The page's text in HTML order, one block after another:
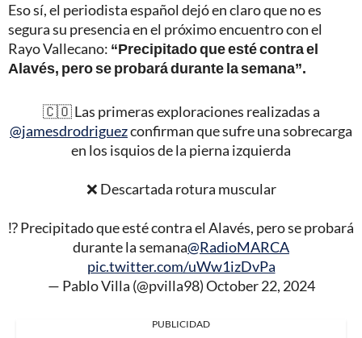
Eso sí, el periodista español dejó en claro que no es
segura su presencia en el próximo encuentro con el
Rayo Vallecano: “Precipitado que esté contra el
Alavés, pero se probará durante la semana”.
🇨🇴 Las primeras exploraciones realizadas a
@jamesdrodriguezconfirman que sufre una sobrecarga
en los isquios de la pierna izquierda
❌ Descartada rotura muscular
⁉️ Precipitado que esté contra el Alavés, pero se probará
durante la semana@RadioMARCA
pic.twitter.com/uWw1izDvPa
— Pablo Villa (@pvilla98)October 22, 2024
PUBLICIDAD